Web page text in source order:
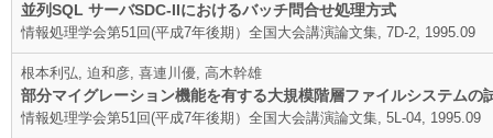
並列SQL サーバSDC-IIにおけるバッチ問合せ処理方式
情報処理学会第51回(平成7年後期）全国大会講演論文集, 7D-2, 1995.09
根本利弘, 迫和彦, 喜連川優, 高木幹雄
部分マイグレーション機能を有する大規模階層ファイルシステムの
情報処理学会第51回(平成7年後期）全国大会講演論文集, 5L-04, 1995.09